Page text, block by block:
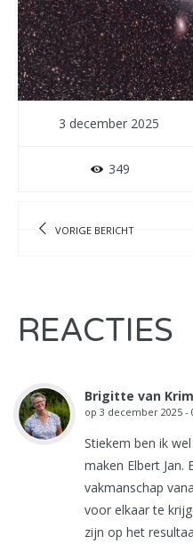
3 december 2025
349
VORIGE BERICHT
REACTIES
Brigitte van
op 3 december 2025 -
Stiekem ben ik
maken Elbert Jan.
vakmanschap
voor elkaar te
zijn op het